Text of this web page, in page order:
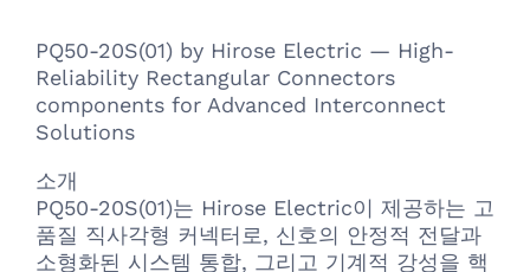
PQ50-20S(01) by Hirose Electric — High-
Reliability Rectangular Connectors
components for Advanced Interconnect
Solutions
소개
PQ50-20S(01)는 Hirose Electric이 제공하는 고
품질 직사각형 커넥터로, 신호의 안정적 전달과
소형화된 시스템 통합, 그리고 기계적 강성을 핵